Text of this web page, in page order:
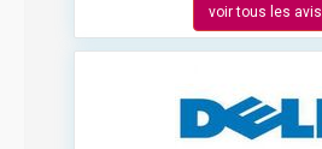
voir tous les avis